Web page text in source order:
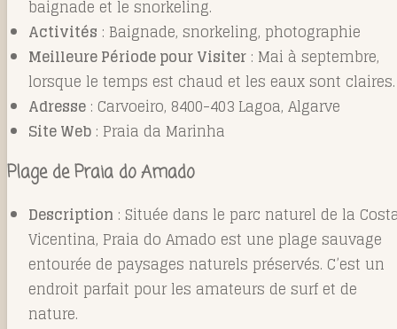
baignade et le snorkeling.
Activités : Baignade, snorkeling, photographie
Meilleure Période pour Visiter : Mai à septembre,
lorsque le temps est chaud et les eaux sont claires.
Adresse : Carvoeiro, 8400-403 Lagoa, Algarve
Site Web : Praia da Marinha
Plage de Praia do Amado
Description : Située dans le parc naturel de la
Vicentina, Praia do Amado est une plage sauvage
entourée de paysages naturels préservés. C’est un
endroit parfait pour les amateurs de surf et de
nature.